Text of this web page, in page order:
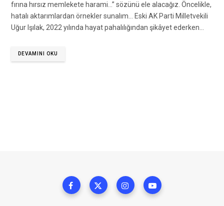
fırına hırsız memlekete harami…” sözünü ele alacağız. Öncelikle,
hatalı aktarımlardan örnekler sunalım… Eski AK Parti Milletvekili
Uğur Işılak, 2022 yılında hayat pahalılığından şikâyet ederken…
DEVAMINI OKU